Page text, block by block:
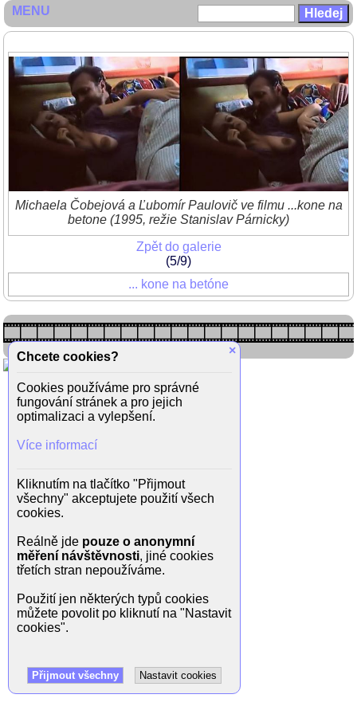
Michaela Čobejová a Ľubomír Paulovič ve filmu ...kone na
betone (1995, režie Stanislav Párnicky)
Zpět do galerie
(5/9)
... kone na betóne
MENU
×
Chcete cookies?
Cookies používáme pro správné
fungování stránek a pro jejich
optimalizaci a vylepšení.
Více informací
Kliknutím na tlačítko "Přijmout
všechny" akceptujete použití všech
cookies.
Reálně jde pouze o anonymní
měření návštěvnosti, jiné cookies
třetích stran nepoužíváme.
Použití jen některých typů cookies
můžete povolit po kliknutí na "Nastavit
cookies".
Přijmout všechny Nastavit cookies